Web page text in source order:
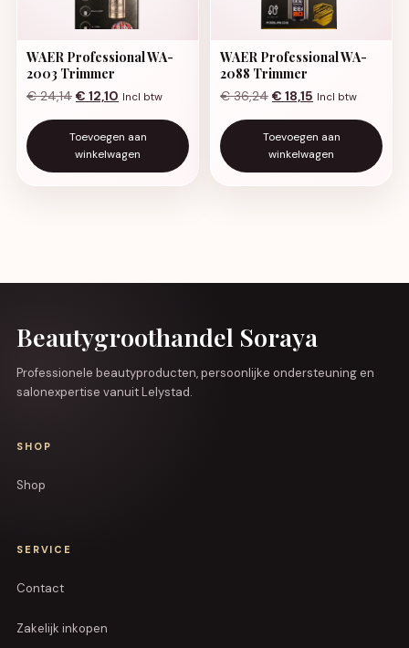
WAER Professional WA-
2003 Trimmer
€24,14 Oorspronkelijke prijs was: € 24,14.
€ 12,10 Huidige prijs is: € 12,10.
Incl btw
Toevoegen aan
winkelwagen
WAER Professional WA-
2088 Trimmer
€36,24 Oorspronkelijke prijs
€ 18,15 Huidige prijs is:
Incl btw
Toevoegen aan
winkelwagen
Beautygroothandel Soraya
Professionele beautyproducten, persoonlijke ondersteuning en
salonexpertise vanuit Lelystad.
SHOP
Shop
SERVICE
Contact
Zakelijk inkopen